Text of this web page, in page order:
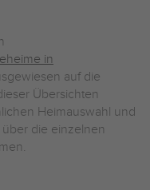
in
auf die
Übersichten
Heimauswahl und
die einzelnen